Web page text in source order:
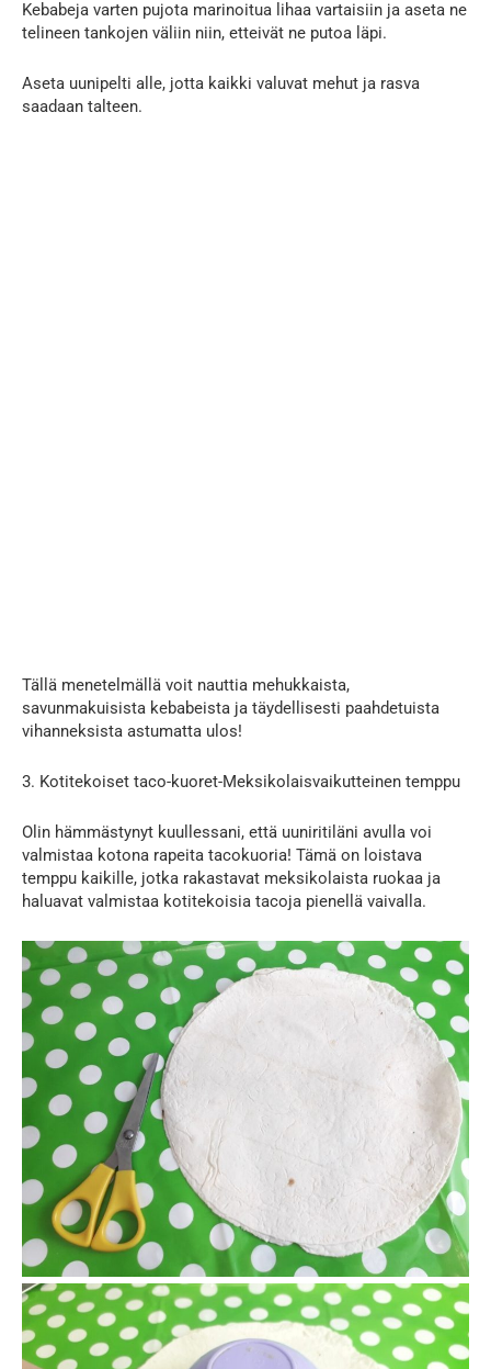
Kebabeja varten pujota marinoitua lihaa vartaisiin ja aseta ne
telineen tankojen väliin niin, etteivät ne putoa läpi.
Aseta uunipelti alle, jotta kaikki valuvat mehut ja rasva
saadaan talteen.
Tällä menetelmällä voit nauttia mehukkaista,
savunmakuisista kebabeista ja täydellisesti paahdetuista
vihanneksista astumatta ulos!
3. Kotitekoiset taco-kuoret-Meksikolaisvaikutteinen temppu
Olin hämmästynyt kuullessani, että uuniritiläni avulla voi
valmistaa kotona rapeita tacokuoria! Tämä on loistava
temppu kaikille, jotka rakastavat meksikolaista ruokaa ja
haluavat valmistaa kotitekoisia tacoja pienellä vaivalla.